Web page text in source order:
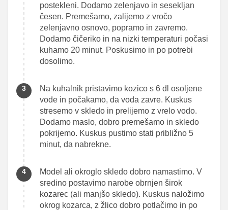
postekleni. Dodamo zelenjavo in sesekljan
česen. Premešamo, zalijemo z vročo
zelenjavno osnovo, popramo in zavremo.
Dodamo čičeriko in na nizki temperaturi počasi
kuhamo 20 minut. Poskusimo in po potrebi
dosolimo.
Na kuhalnik pristavimo kozico s 6 dl osoljene
vode in počakamo, da voda zavre. Kuskus
stresemo v skledo in prelijemo z vrelo vodo.
Dodamo maslo, dobro premešamo in skledo
pokrijemo. Kuskus pustimo stati približno 5
minut, da nabrekne.
Model ali okroglo skledo dobro namastimo. V
sredino postavimo narobe obrnjen širok
kozarec (ali manjšo skledo). Kuskus naložimo
okrog kozarca, z žlico dobro potlačimo in po